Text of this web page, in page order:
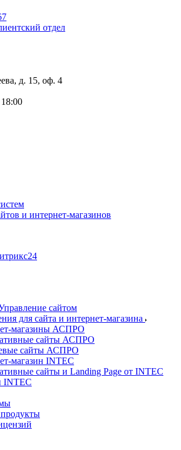
отдел
д. 15, оф. 4
и интернет-магазинов
сайтом
для сайта и интернет-магазина
магазины АСПРО
сайты АСПРО
сайты АСПРО
магазин INTEC
сайты и Landing Page от INTEC
INTEC